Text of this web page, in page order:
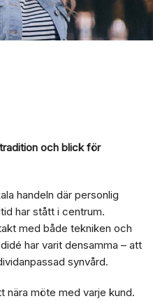
och blick för
handeln där personlig
har stått i centrum.
med både tekniken och
har varit densamma – att
synvård.
nära möte med varje kund.